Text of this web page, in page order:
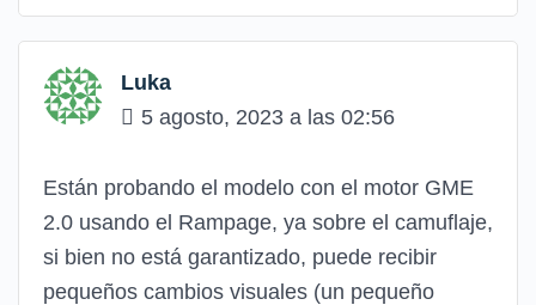
Luka
5 agosto, 2023 a las 02:56
Están probando el modelo con el motor GME
2.0 usando el Rampage, ya sobre el camuflaje,
si bien no está garantizado, puede recibir
pequeños cambios visuales (un pequeño